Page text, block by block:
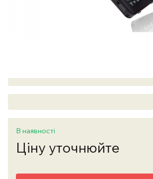
В наявності
Ціну уточнюйте